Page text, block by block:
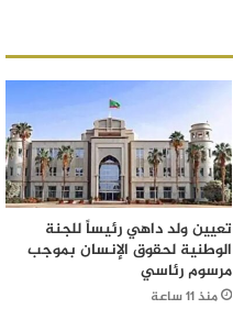
تعيين ولد داهي رئيساً للجنة
الوطنية لحقوق الإنسان بموجب
مرسوم رئاسي
منذ 11 ساعة